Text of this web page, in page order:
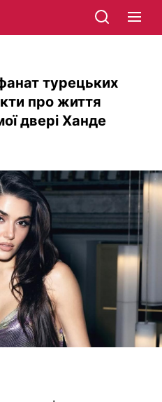
турецьких
про життя
двері Ханде